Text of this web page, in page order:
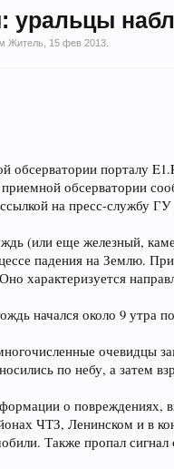
уральцы
Житель 15 фев 2013
обсерватории порталу
обсерватории
на пресс-службу
(или еще железный,
падения на Землю.
характеризуется
начался около 9 утра
очевидцы
по небу, а затем
о
ЧТЗ, Ленинском и в
Также пропал сигнал